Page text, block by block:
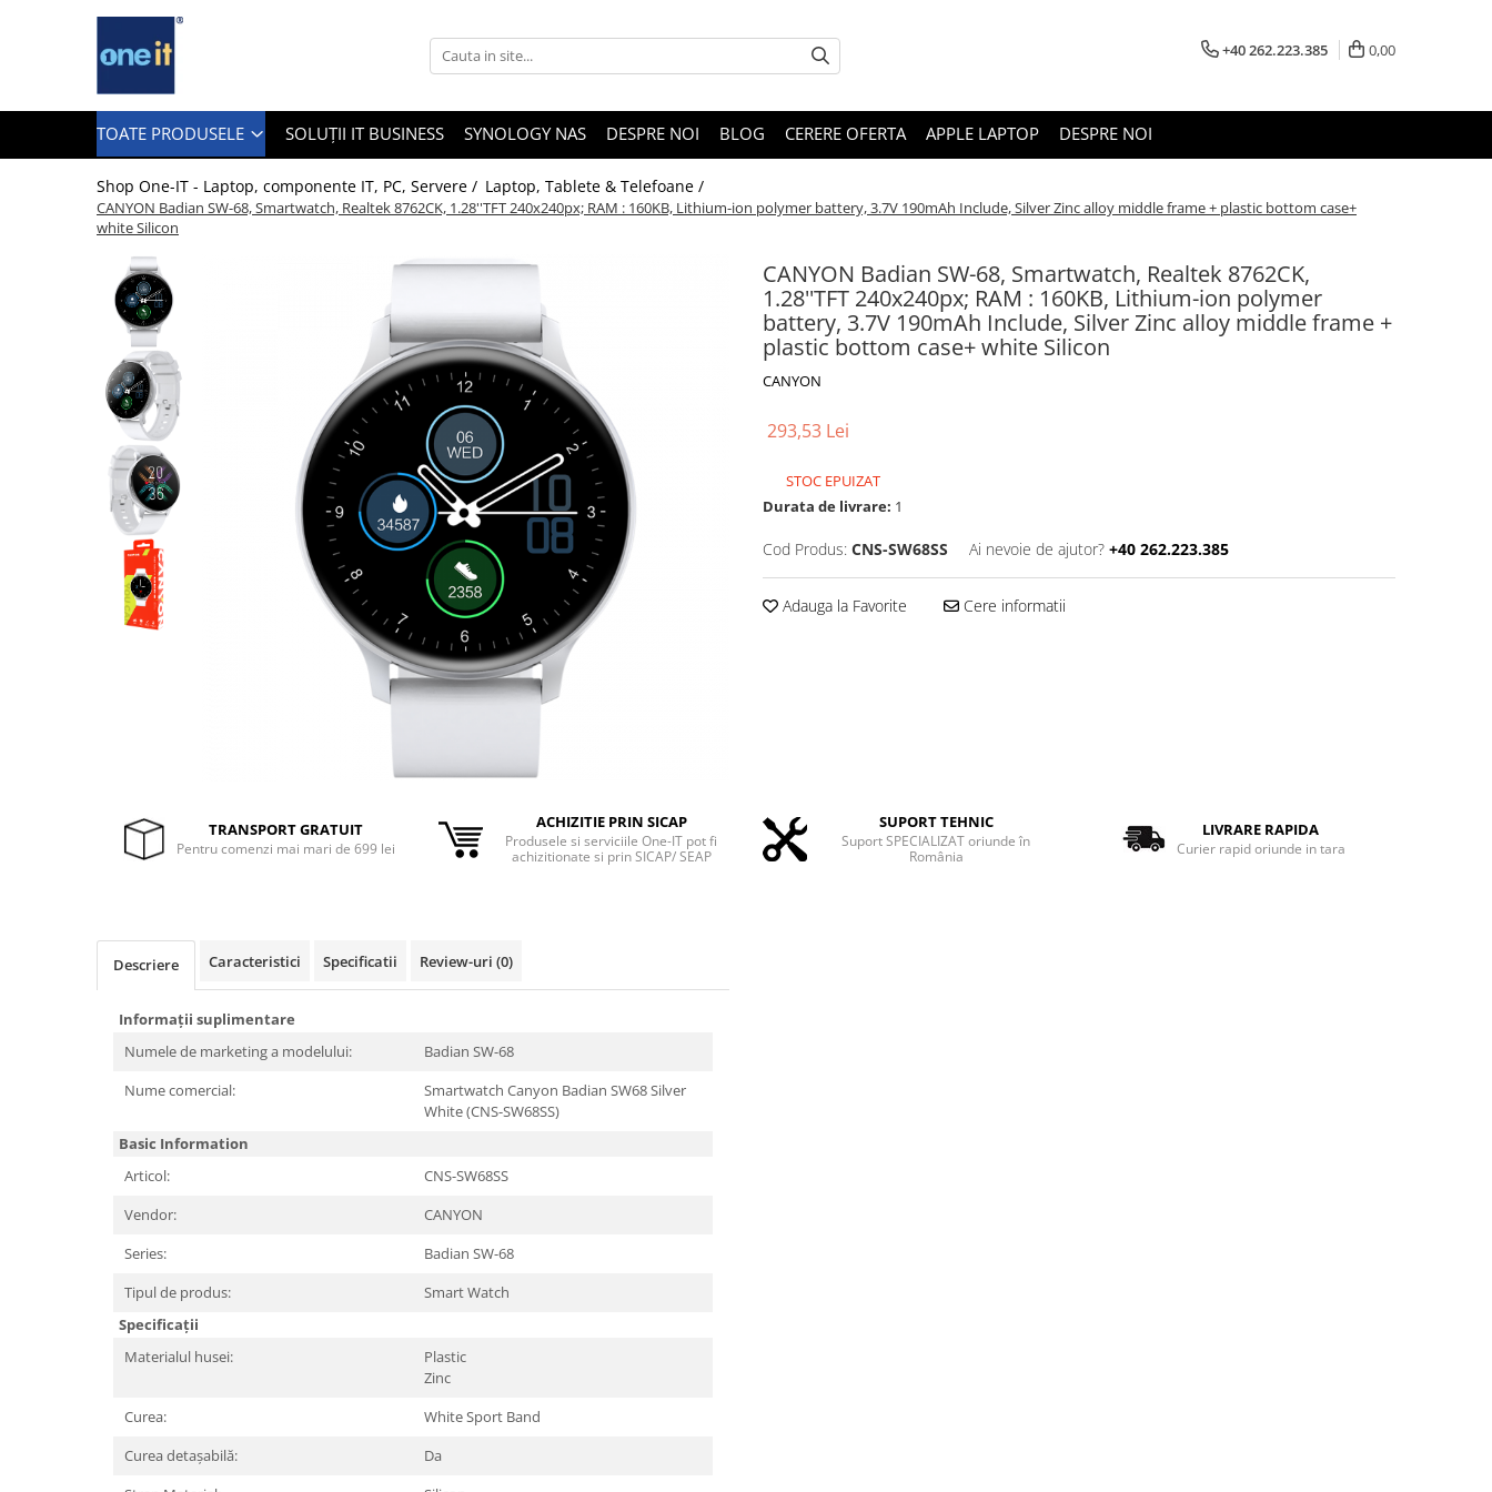
Toate Produsele
Laptop / Notebook
Notebook Consumer
Accesorii Laptop
Componente Laptop
Tablete & accesorii
Telefoane & accesorii
Smart Watch
Apple AirTag
Ochelari Smart
Smartphone IPhone
Microfoane & Casti Gaming
Mouse Gaming
Card Reader
Periferice PC
+40 262.223.385 0,00
TOATE PRODUSELE SOLUȚII IT BUSINESS SYNOLOGY NAS DESPRE NOI BLOG CERERE OFERTA APPLE LAPTOP DESPRE NOI
Shop One-IT - Laptop, componente IT, PC, Servere / Laptop, Tablete & Telefoane /
CANYON Badian SW-68, Smartwatch, Realtek 8762CK, 1.28''TFT 240x240px; RAM : 160KB, Lithium-ion polymer battery, 3.7V 190mAh Include, Silver Zinc alloy middle frame + plastic bottom case+
white Silicon
CANYON Badian SW-68, Smartwatch, Realtek 8762CK,
1.28''TFT 240x240px; RAM : 160KB, Lithium-ion polymer
battery, 3.7V 190mAh Include, Silver Zinc alloy middle frame +
plastic bottom case+ white Silicon
CANYON
293,53 Lei
STOC EPUIZAT
Durata de livrare: 1
Cod Produs: CNS-SW68SS Ai nevoie de ajutor? +40 262.223.385
Adauga la Favorite Cere informatii
TRANSPORT GRATUIT
Pentru comenzi mai mari de 699 lei
ACHIZITIE PRIN SICAP
Produsele si serviciile One-IT pot fi
achizitionate si prin SICAP/ SEAP
SUPORT TEHNIC
Suport SPECIALIZAT oriunde în
România
LIVRARE RAPIDA
Curier rapid oriunde in tara
Descriere Caracteristici Specificatii Review-uri (0)
Informații suplimentare
Numele de marketing a modelului:
Badian SW-68
Nume comercial:
Smartwatch Canyon Badian SW68 Silver
White (CNS-SW68SS)
Basic Information
Articol:
CNS-SW68SS
Vendor:
CANYON
Series:
Badian SW-68
Tipul de produs:
Smart Watch
Specificații
Materialul husei:
Plastic
Zinc
Curea:
White Sport Band
Curea detașabilă:
Da